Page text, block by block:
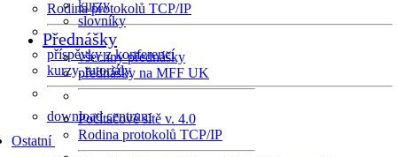
Rodina protokolů TCP/IP
příspěvky z konferencí
kurzy, tutoriály
download centrum
Ostatní
kurzy
slovníky
Přednášky
všechny přednášky
přednášky na MFF UK
Počítačové sítě v. 4.0
Rodina protokolů TCP/IP